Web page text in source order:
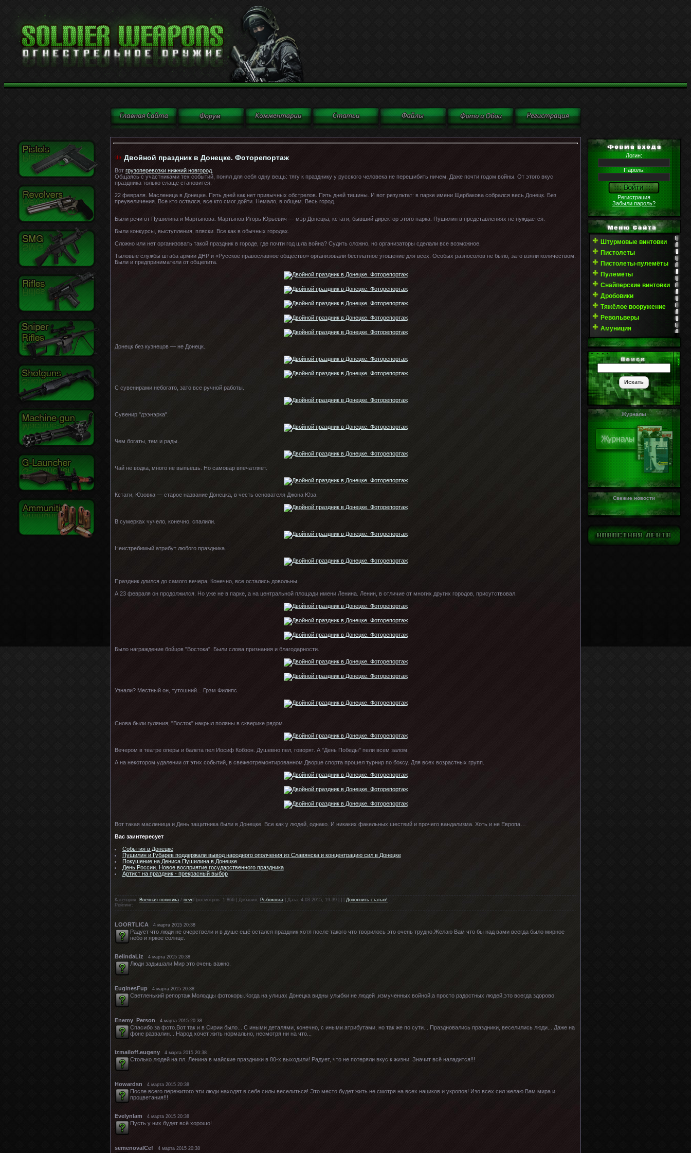
Двойной праздник в Донецке. Фоторепортаж
Вот грузоперевозки нижний новгород.
Общаясь с участниками тех событий, понял для себя одну вещь: тягу к празднику у русского человека не перешибить ничем. Даже почти годом войны. От этого вкус
праздника только слаще становится.
22 февраля. Масленица в Донецке. Пять дней как нет привычных обстрелов. Пять дней тишины. И вот результат: в парке имени Щербакова собрался весь Донецк. Без
преувеличения. Все кто остался, все кто смог дойти. Немало, в общем. Весь город.
Были речи от Пушилина и Мартынова. Мартынов Игорь Юрьевич — мэр Донецка, кстати, бывший директор этого парка. Пушилин в представлениях не нуждается.
Были конкурсы, выступления, пляски. Все как в обычных городах.
Сложно или нет организовать такой праздник в городе, где почти год шла война? Судить сложно, но организаторы сделали все возможное.
Тыловые службы штаба армии ДНР и «Русское православное общество» организовали бесплатное угощение для всех. Особых разносолов не было, зато взяли количеством.
Были и предприниматели от общепита.
Донецк без кузнецов — не Донецк.
С сувенирами небогато, зато все ручной работы.
Сувенир "дээнэрка".
Чем богаты, тем и рады.
Чай не водка, много не выпьешь. Но самовар впечатляет.
Кстати, Юзовка — старое название Донецка, в честь основателя Джона Юза.
В сумерках чучело, конечно, спалили.
Неистребимый атрибут любого праздника.
Праздник длился до самого вечера. Конечно, все остались довольны.
А 23 февраля он продолжился. Но уже не в парке, а на центральной площади имени Ленина. Ленин, в отличие от многих других городов, присутствовал.
Было награждение бойцов "Востока". Были слова признания и благодарности.
Узнали? Местный он, тутошний... Грэм Филипс.
Снова были гуляния, "Восток" накрыл поляны в скверике рядом.
Вечером в театре оперы и балета пел Иосиф Кобзон. Душевно пел, говорят. А "День Победы" пели всем залом.
А на некотором удалении от этих событий, в свежеотремонтированном Дворце спорта прошел турнир по боксу. Для всех возрастных групп.
Вот такая масленица и День защитника были в Донецке. Все как у людей, однако. И никаких факельных шествий и прочего вандализма. Хоть и не Европа…
Вас заинтересует
События в Донецке
Пушилин и Губарев поддержали вывод народного ополчения из Славянска и концентрацию сил в Донецке
Покушение на Дениса Пушилина в Донецке
День России. Новое восприятие государственного праздника
Артист на праздник - прекрасный выбор
Категория: Военная политика / new |Просмотров: 1 866 | Добавил: Рыбоковка | Дата: 4-03-2015, 19:39 | | | Дополнить статью!
Рейтинг:
LOORTLICA 4 марта 2015 20:38
Радует что люди не очерствели и в душе ещё остался праздник хотя после такого что творилось это очень трудно.Желаю Вам что бы над вами всегда было мирное
небо и яркое солнце.
BelindaLiz 4 марта 2015 20:38
Люди задышали.Мир это очень важно.
EuginesFup 4 марта 2015 20:38
Светленький репортаж.Молодцы фотокоры.Когда на улицах Донецка видны улыбки не людей ,измученных войной,а просто радостных людей,это всегда здорово.
Enemy_Person 4 марта 2015 20:38
Спасибо за фото.Вот так и в Сирии было... С иными деталями, конечно, с иными атрибутами, но так же по сути... Праздновались праздники, веселились люди... Даже на
фоне развалин... Народ хочет жить нормально, несмотря ни на что...
izmailoff.eugeny 4 марта 2015 20:38
Столько людей на пл. Ленина в майские праздники в 80-х выходили! Радует, что не потеряли вкус к жизни. Значит всё наладится!!!
Howardsn 4 марта 2015 20:38
После всего пережитого эти люди находят в себе силы веселиться! Это место будет жить не смотря на всех нациков и укропов! Изо всех сил желаю Вам мира и
процветания!!!
Evelynlam 4 марта 2015 20:38
Пусть у них будет всё хорошо!
semenovalCef 4 марта 2015 20:38
Логин:
Пароль:
Регистрация
Забыли пароль?
Штурмовые винтовки
Пистолеты
Пистолеты-пулемёты
Пулемёты
Снайперские винтовки
Дробовики
Тяжёлое вооружение
Револьверы
Амуниция
Журналы
Свежие новости